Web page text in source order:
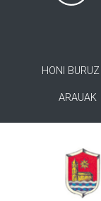
HONI BURUZ
ARAUAK